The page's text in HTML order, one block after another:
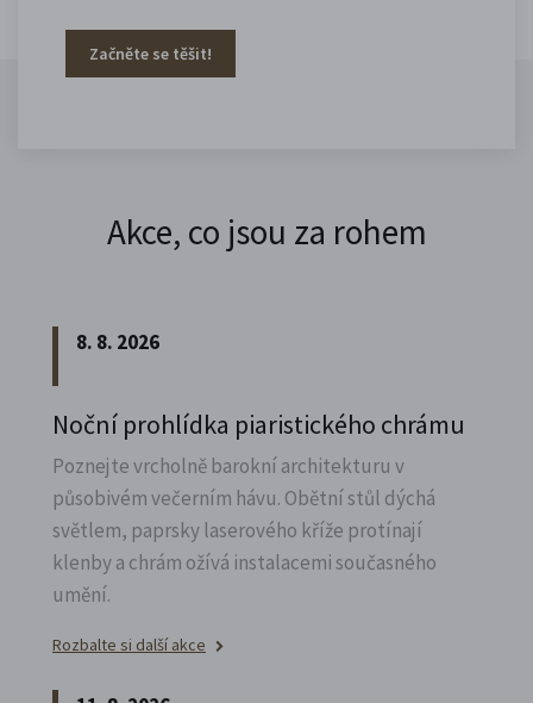
Začněte se těšit!
Akce, co jsou za rohem
8. 8. 2026
Noční prohlídka piaristického chrámu
Poznejte vrcholně barokní architekturu v
působivém večerním hávu. Obětní stůl dýchá
světlem, paprsky laserového kříže protínají
klenby a chrám ožívá instalacemi současného
umění.
Rozbalte si další akce